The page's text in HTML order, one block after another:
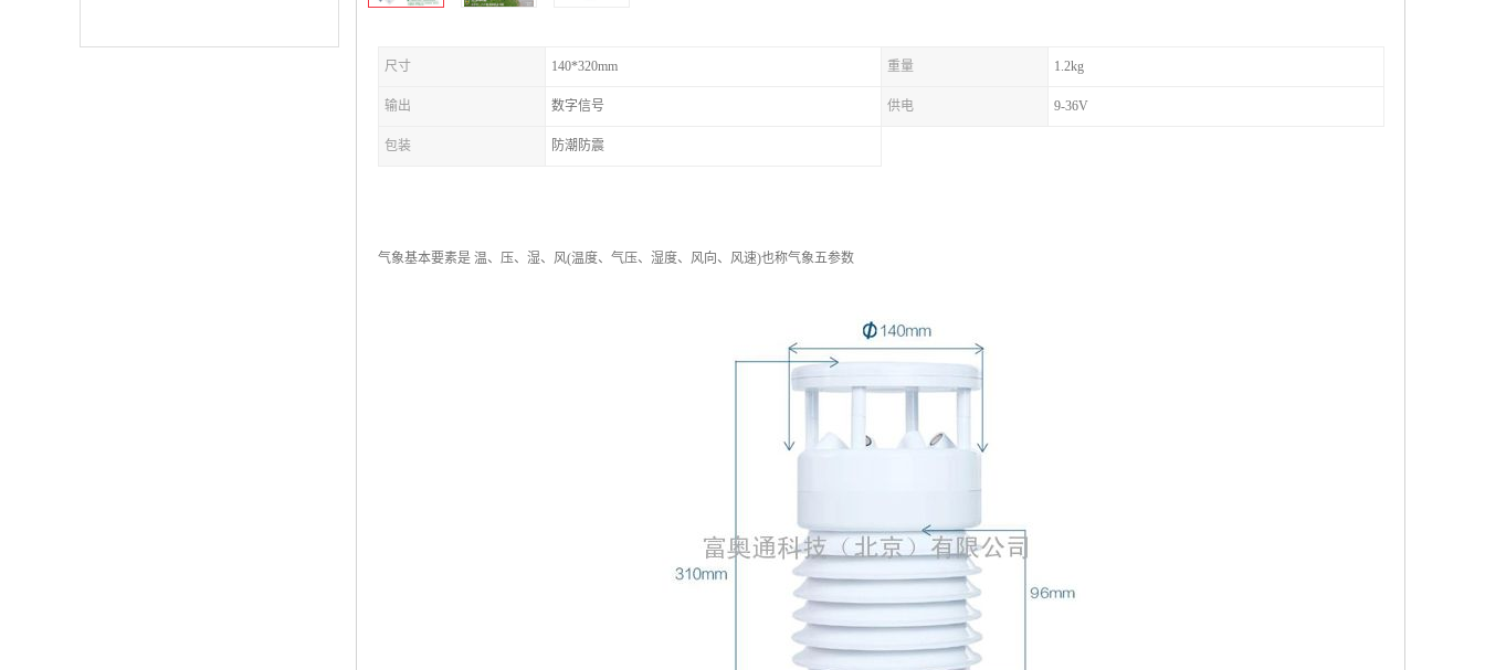
尺寸 140*320mm 重量 1.2kg
输出 数字信号 供电 9-36V
包装 防潮防震
气象基本要素是 温、压、湿、风(温度、气压、湿度、风向、风速)也称气象五参数